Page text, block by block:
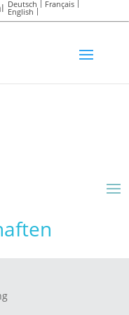
Deutsch Français
English